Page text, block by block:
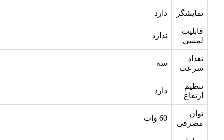
نمایشگر دارد
قابلیت
لمسی
ندارد
تعداد
سرعت
سه
تنظیم
ارتفاع
دارد
توان
مصرفی
60 وات